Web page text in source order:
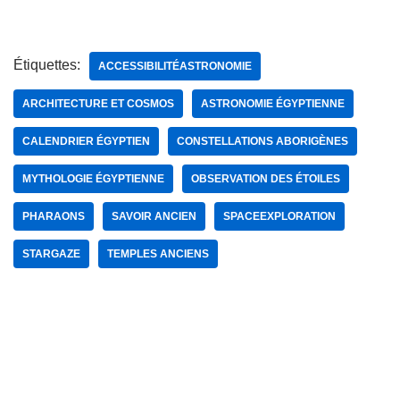
Étiquettes: ACCESSIBILITÉASTRONOMIE
ARCHITECTURE ET COSMOS ASTRONOMIE ÉGYPTIENNE
CALENDRIER ÉGYPTIEN CONSTELLATIONS ABORIGÈNES
MYTHOLOGIE ÉGYPTIENNE OBSERVATION DES ÉTOILES
PHARAONS SAVOIR ANCIEN SPACEEXPLORATION
STARGAZE TEMPLES ANCIENS